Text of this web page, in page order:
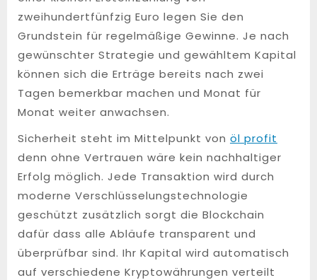
zweihundertfünfzig Euro legen Sie den
Grundstein für regelmäßige Gewinne. Je nach
gewünschter Strategie und gewähltem Kapital
können sich die Erträge bereits nach zwei
Tagen bemerkbar machen und Monat für
Monat weiter anwachsen.
Sicherheit steht im Mittelpunkt von öl profit
denn ohne Vertrauen wäre kein nachhaltiger
Erfolg möglich. Jede Transaktion wird durch
moderne Verschlüsselungstechnologie
geschützt zusätzlich sorgt die Blockchain
dafür dass alle Abläufe transparent und
überprüfbar sind. Ihr Kapital wird automatisch
auf verschiedene Kryptowährungen verteilt